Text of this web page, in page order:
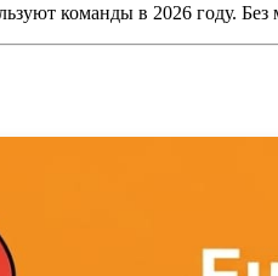
команды в 2026 году. Без